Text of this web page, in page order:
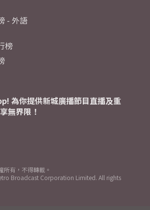
- 外語
榜
為你提供新城廣播節目直播及重
無界限！
所有，不得轉載。
Broadcast Corporation Limited. All rights